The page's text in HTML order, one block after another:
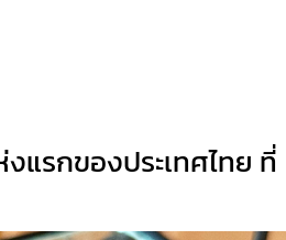
แรกของประเทศไทย ที่